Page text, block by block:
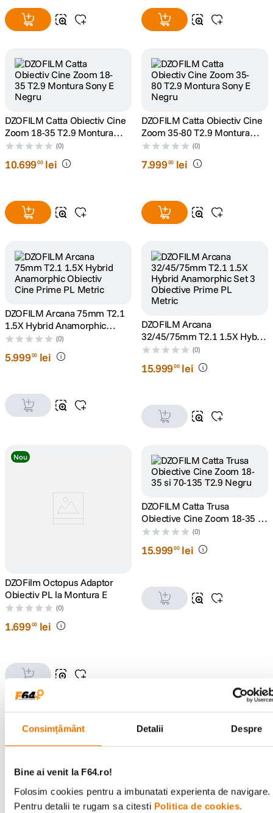
Consimțământ Detalii Despre
Bine ai venit la F64.ro!
Folosim cookies pentru a imbunatati experienta de navigare.
Pentru detalii te rugam sa citesti Politica de cookies.
10 nou
DZOFILM Catta Obiectiv Cine
Zoom 18-35 T2.9 Montura
Sony E Negru
(0)
10.69900 lei
DZOFILM Catta Obiectiv Cine
Zoom 35-80 T2.9 Montura
Sony E Negru
(0)
7.99900 lei
DZOFILM Arcana 75mm T2.1
1.5X Hybrid Anamorphic
Obiectiv Cine Prime PL Metric
(0)
5.99900 lei
DZOFILM Arcana
32/45/75mm T2.1 1.5X Hybrid
Anamorphic Set 3 Obiective
Prime PL Metric
(0)
15.99900 lei
Nou
DZOFilm Octopus Adaptor
Obiectiv PL la Montura E
(0)
1.69900 lei
DZOFILM Catta Trusa
Obiective Cine Zoom 18-35 si
70-135 T2.9 Negru
(0)
15.99900 lei
DZOFILM Catta Trusa
Obiective Cine Zoom 35-80 si
70-135 T2.9 Montura Sony E
Obiective Cine Zoom 35-80 si
70-135 T2.9 Negru
(0)